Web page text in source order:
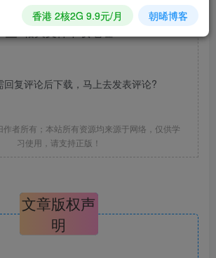
回复评论后下载，马上去发表评论?
者所有；本站所有资源均来源于网络，仅供学
习使用，请支持正版！
文章版权声
明
香港 2核2G 9.9元/月 朝晞博客